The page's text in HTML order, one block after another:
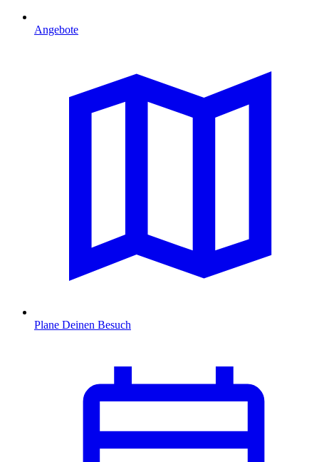
Angebote
Plane Deinen Besuch